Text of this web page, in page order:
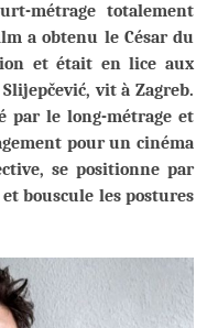
métrage totalement
a obtenu le César du
et était en lice aux
vit à Zagreb.
par le long-métrage et
pour un cinéma
se positionne par
bouscule les postures